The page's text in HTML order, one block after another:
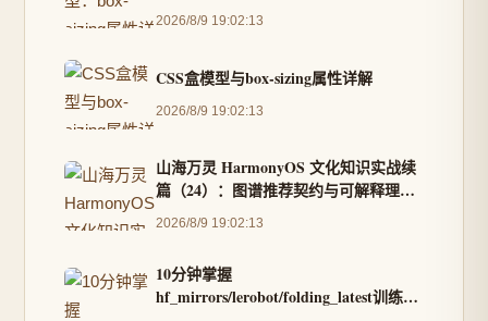
2026/8/9 19:02:13
CSS盒模型与box-sizing属性详解
2026/8/9 19:02:13
山海万灵 HarmonyOS 文化知识实战续
篇（24）：图谱推荐契约与可解释理由
落地
2026/8/9 19:02:13
10分钟掌握
hf_mirrors/lerobot/folding_latest训练流